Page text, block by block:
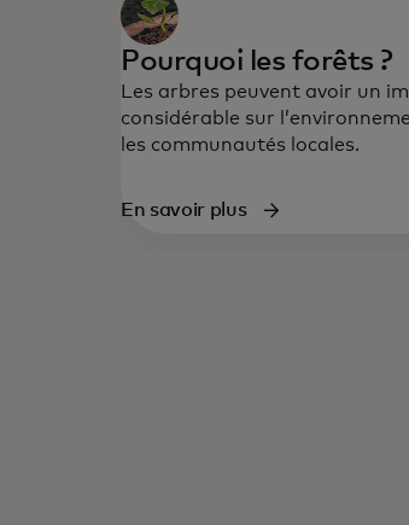
Pourquoi les forêts ?
Les arbres peuvent avoir un
considérable sur
les communautés locales.
En savoir plus